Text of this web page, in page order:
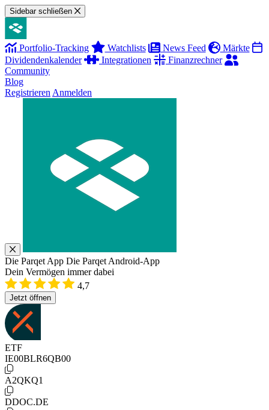
Sidebar schließen
Portfolio-Tracking Watchlists News Feed
Märkte
Dividendenkalender
Integrationen
Finanzrechner
Community
Blog
Registrieren Anmelden
Die Parqet App Die Parqet Android-App
Dein Vermögen immer dabei
4,7
Jetzt öffnen
ETF
IE00BLR6QB00
A2QKQ1
DDOC.DE